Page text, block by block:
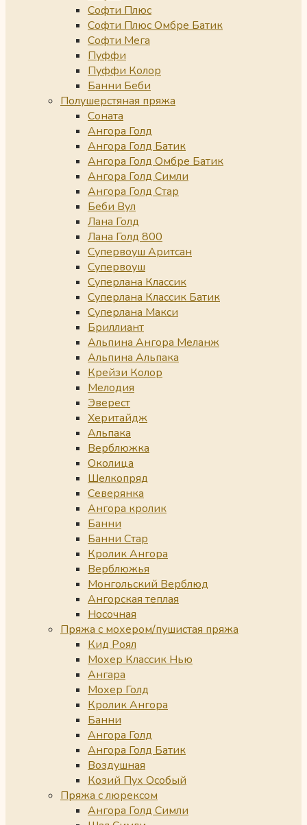
Софти Плюс
Софти Плюс Омбре Батик
Софти Мега
Пуффи
Пуффи Колор
Банни Беби
Полушерстяная пряжа
Соната
Ангора Голд
Ангора Голд Батик
Ангора Голд Омбре Батик
Ангора Голд Симли
Ангора Голд Стар
Беби Вул
Лана Голд
Лана Голд 800
Супервоуш Аритсан
Супервоуш
Суперлана Классик
Суперлана Классик Батик
Суперлана Макси
Бриллиант
Альпина Ангора Меланж
Альпина Альпака
Крейзи Колор
Мелодия
Эверест
Херитайдж
Альпака
Верблюжка
Околица
Шелкопряд
Северянка
Ангора кролик
Банни
Банни Стар
Кролик Ангора
Верблюжья
Монгольский Верблюд
Ангорская теплая
Носочная
Пряжа с мохером/пушистая пряжа
Кид Роял
Мохер Классик Нью
Ангара
Мохер Голд
Кролик Ангора
Банни
Ангора Голд
Ангора Голд Батик
Воздушная
Козий Пух Особый
Пряжа с люрексом
Ангора Голд Симли